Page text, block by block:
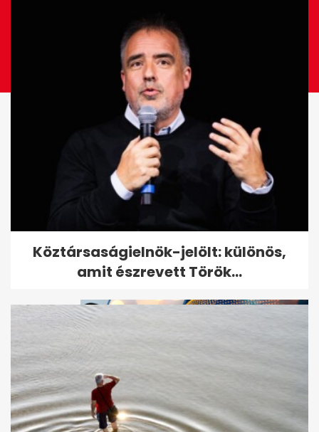
Megszökött a több száz állatot
brutálisan megkínzó nő
Köztársaságielnök-jelölt: különös,
amit észrevett Török...